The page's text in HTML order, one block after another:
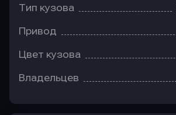
Тип кузова
Привод
Цвет кузова
Владельцев